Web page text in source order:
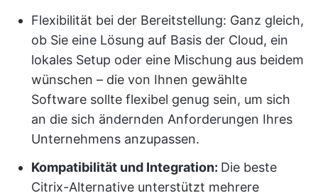
Flexibilität bei der Bereitstellung: Ganz gleich,
ob Sie eine Lösung auf Basis der Cloud, ein
lokales Setup oder eine Mischung aus beidem
wünschen – die von Ihnen gewählte
Software sollte flexibel genug sein, um sich
an die sich ändernden Anforderungen Ihres
Unternehmens anzupassen.
Kompatibilität und Integration: Die beste
Citrix-Alternative unterstützt mehrere